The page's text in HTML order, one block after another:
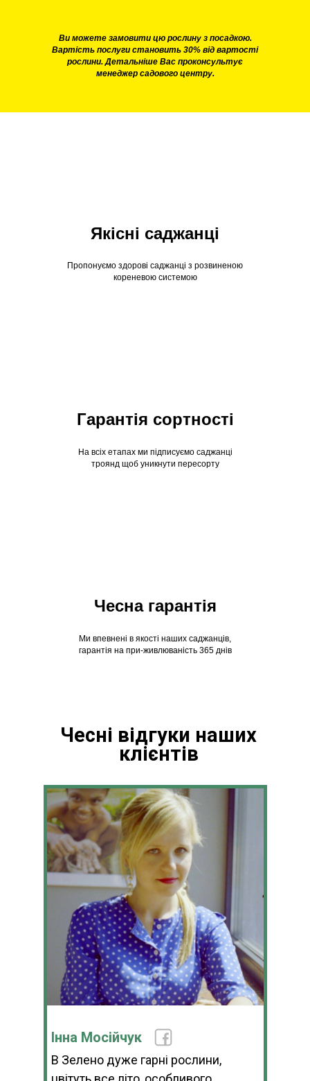
Ви можете замовити цю рослину з посадкою.
Вартість послуги становить 30% від вартості
рослини. Детальніше Вас проконсультує
менеджер садового центру.
Пропонуємо здорові саджанці з розвиненою
кореневою системою
На всіх етапах ми підписуємо саджанці
троянд щоб уникнути пересорту
Ми впевнені в якості наших саджанців,
гарантія на при-живлюваність 365 днів
Якісні саджанці
Гарантія сортності
Чесна гарантія
Чесні відгуки наших
клієнтів
Інна Мосійчук
В Зелено дуже гарні рослини,